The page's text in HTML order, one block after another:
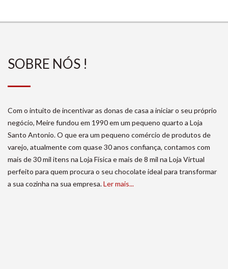
SOBRE NÓS !
Com o intuito de incentivar as donas de casa a iniciar o seu próprio
negócio, Meire fundou em 1990 em um pequeno quarto a Loja
Santo Antonio. O que era um pequeno comércio de produtos de
varejo, atualmente com quase 30 anos confiança, contamos com
mais de 30 mil itens na Loja Física e mais de 8 mil na Loja Virtual
perfeito para quem procura o seu chocolate ideal para transformar
a sua cozinha na sua empresa.Ler mais...